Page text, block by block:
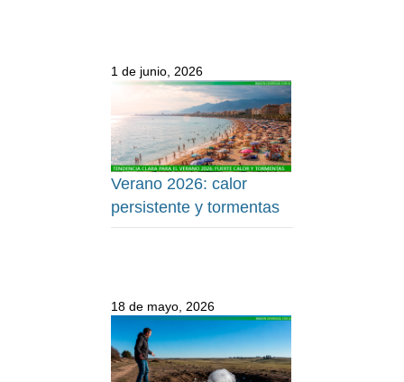
1 de junio, 2026
Verano 2026: calor
persistente y tormentas
18 de mayo, 2026